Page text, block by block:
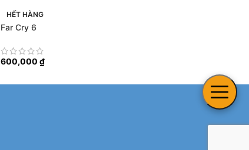
HẾT HÀNG
Far Cry 6
600,000 ₫